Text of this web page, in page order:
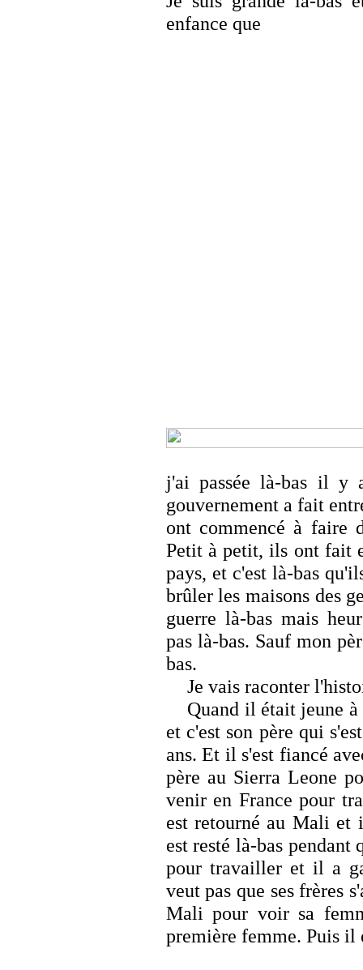
enfance que
j'ai passée là-bas il y
gouvernement a fait
ont commencé à faire
Petit à petit, ils ont fait
pays, et c'est là-bas
brûler les maisons des
guerre là-bas mais
pas là-bas. Sauf mon
bas.
Je vais raconter
Quand il était jeune à
et c'est son père qui
ans. Et il s'est fiancé
père au Sierra Leone
venir en France pour
est retourné au Mali et
est resté là-bas pendant
pour travailler et il a
veut pas que ses frères
Mali pour voir sa
première femme. Puis il